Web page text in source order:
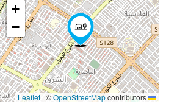
+
−
Leaflet
| ©OpenStreetMapcontributors